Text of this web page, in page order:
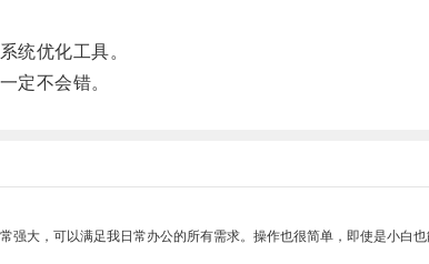
优化工具。
定不会错。
大，可以满足我日常办公的所有需求。操作也很简单，即使是小白也